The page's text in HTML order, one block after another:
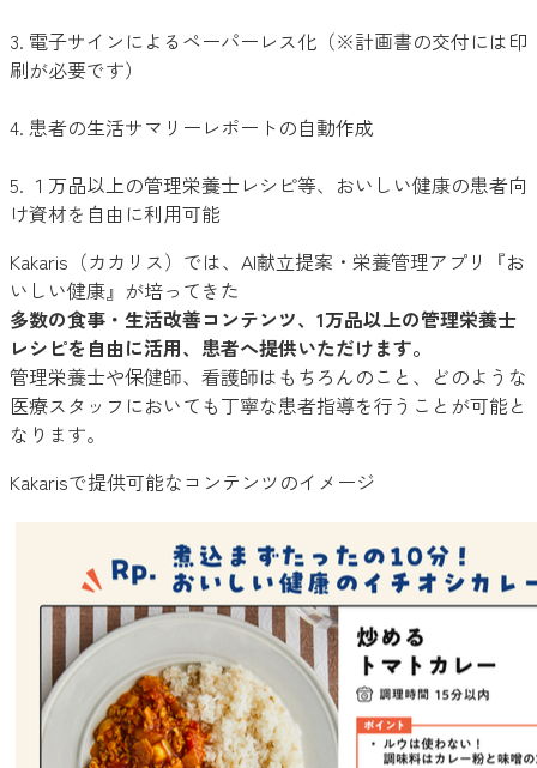
3. 電子サインによるペーパーレス化（※計画書の交付には印
刷が必要です）
4. 患者の生活サマリーレポートの自動作成
5. １万品以上の管理栄養士レシピ等、おいしい健康の患者向
け資材を自由に利用可能
Kakaris（カカリス）では、AI献立提案・栄養管理アプリ『お
いしい健康』が培ってきた
多数の食事・生活改善コンテンツ、1万品以上の管理栄養士
レシピを自由に活用、患者へ提供いただけます。
管理栄養士や保健師、看護師はもちろんのこと、どのような
医療スタッフにおいても丁寧な患者指導を行うことが可能と
なります。
Kakarisで提供可能なコンテンツのイメージ